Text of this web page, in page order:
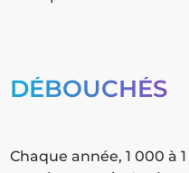
DÉBOUCHÉS
Chaque année, 1 000 à